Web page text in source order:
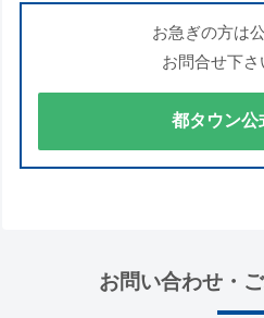
お急ぎの方は
お問合せ下さ
都タウン公
お問い合わせ・